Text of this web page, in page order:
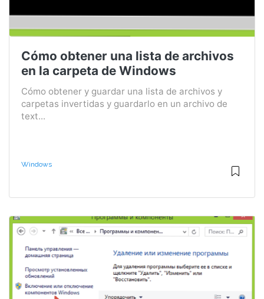
Cómo obtener una lista de archivos
en la carpeta de Windows
Cómo obtener y guardar una lista de archivos y
carpetas invertidas y guardarlo en un archivo de
text...
Windows